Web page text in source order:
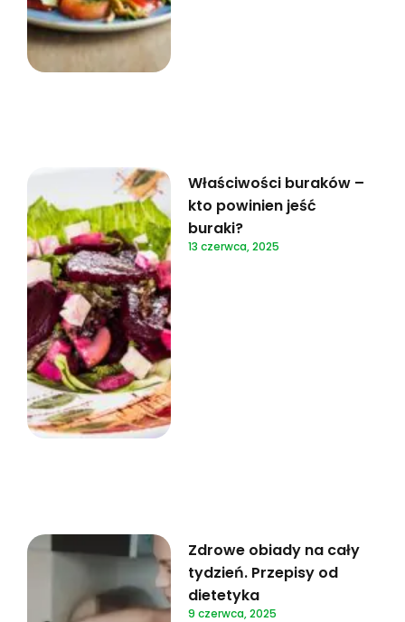
Właściwości buraków –
kto powinien jeść
buraki?
13 czerwca, 2025
Zdrowe obiady na cały
tydzień. Przepisy od
dietetyka
9 czerwca, 2025